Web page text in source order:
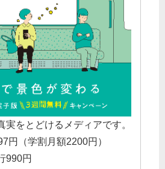
実をとどけるメディアです。
円（学割月額2200円）
990円